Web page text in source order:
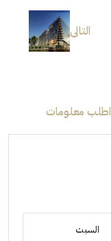
التالى
اطلب معلومات
السبت